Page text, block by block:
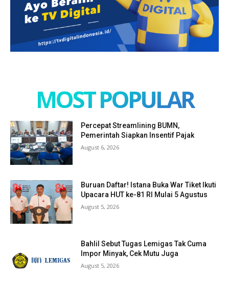
MOST POPULAR
Percepat Streamlining BUMN,
Pemerintah Siapkan Insentif Pajak
August 6, 2026
Buruan Daftar! Istana Buka War Tiket Ikuti
Upacara HUT ke-81 RI Mulai 5 Agustus
August 5, 2026
Bahlil Sebut Tugas Lemigas Tak Cuma
Impor Minyak, Cek Mutu Juga
August 5, 2026